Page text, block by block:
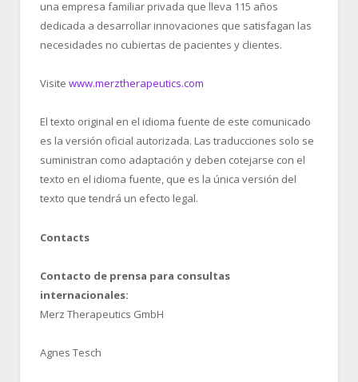
una empresa familiar privada que lleva 115 años
dedicada a desarrollar innovaciones que satisfagan las
necesidades no cubiertas de pacientes y clientes.
Visite www.merztherapeutics.com
El texto original en el idioma fuente de este comunicado
es la versión oficial autorizada. Las traducciones solo se
suministran como adaptación y deben cotejarse con el
texto en el idioma fuente, que es la única versión del
texto que tendrá un efecto legal.
Contacts
Contacto de prensa para consultas
internacionales:
Merz Therapeutics GmbH
Agnes Tesch